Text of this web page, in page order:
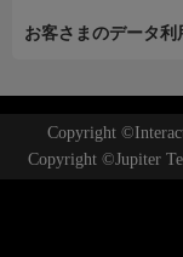
お客さまのデータ利
Copyright
Copyright ©Jupiter